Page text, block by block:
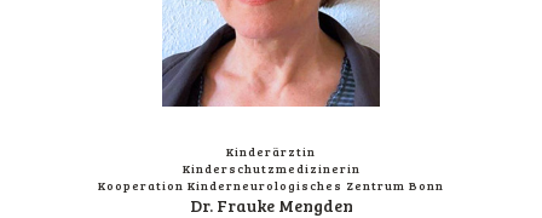
Kin­der­ärz­tin
Kinderschutzmedizinerin
Koope­ra­ti­on Kin­der­n­eu­ro­lo­gi­sches Zen­trum Bonn
Dr. Frau­ke Mengden